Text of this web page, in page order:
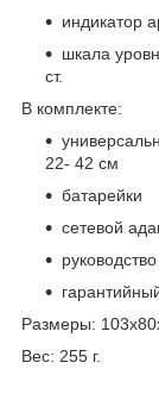
индикатор
шкала
ст.
В комплекте:
22- 42 см
батарейки
сетевой
Размеры:
Вес: 255 г.